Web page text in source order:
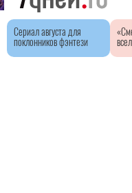
Сериал августа для
поклонников фэнтези